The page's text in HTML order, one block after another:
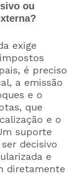
ou
exige
é preciso
a emissão
e o
que
e o
suporte
decisivo
e
diretamente